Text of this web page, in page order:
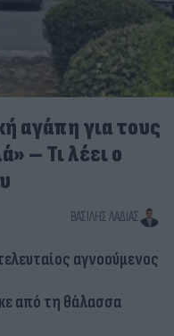
αγάπη για τους
– Τι λέει ο
ΒΑΣΊΛΗΣ ΛΑΔΙΆΣ
αγνοούμενος
από τη θάλασσα